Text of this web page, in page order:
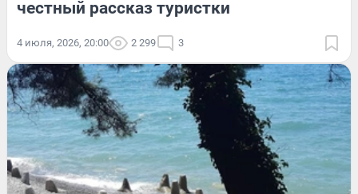
честный рассказ туристки
4 июля, 2026, 20:00 2 299 3